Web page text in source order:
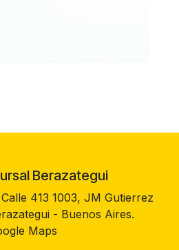
Berazategui
Calle 413 1003, JM Gutierrez
- Buenos Aires.
Maps